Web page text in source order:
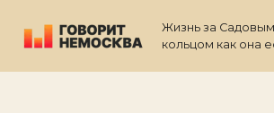
содержимому
Жизнь за Садовым
кольцом как она